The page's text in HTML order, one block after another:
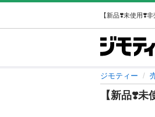
ジモティー
【新品❣️